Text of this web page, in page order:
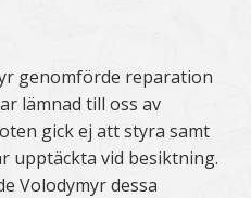
genomförde reparation
lämnad till oss av
gick ej att styra samt
upptäckta vid besiktning.
Volodymyr dessa